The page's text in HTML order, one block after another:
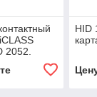
2052.
16k/16 Key
HID